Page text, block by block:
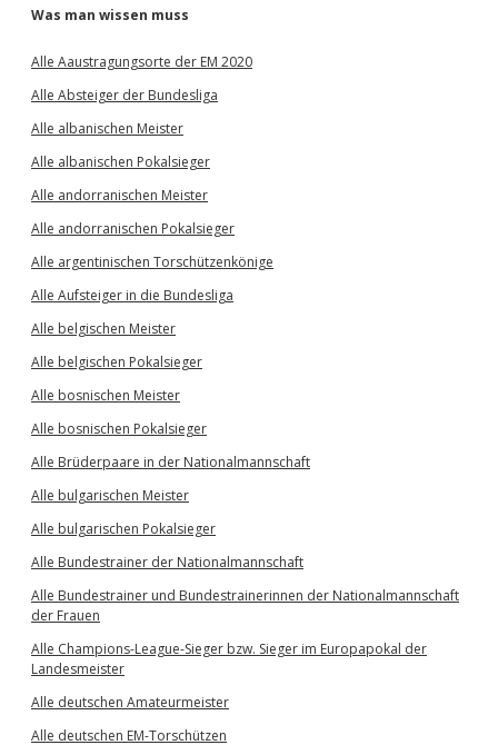
Was man wissen muss
Alle Aaustragungsorte der EM 2020
Alle Absteiger der Bundesliga
Alle albanischen Meister
Alle albanischen Pokalsieger
Alle andorranischen Meister
Alle andorranischen Pokalsieger
Alle argentinischen Torschützenkönige
Alle Aufsteiger in die Bundesliga
Alle belgischen Meister
Alle belgischen Pokalsieger
Alle bosnischen Meister
Alle bosnischen Pokalsieger
Alle Brüderpaare in der Nationalmannschaft
Alle bulgarischen Meister
Alle bulgarischen Pokalsieger
Alle Bundestrainer der Nationalmannschaft
Alle Bundestrainer und Bundestrainerinnen der Nationalmannschaft
der Frauen
Alle Champions-League-Sieger bzw. Sieger im Europapokal der
Landesmeister
Alle deutschen Amateurmeister
Alle deutschen EM-Torschützen